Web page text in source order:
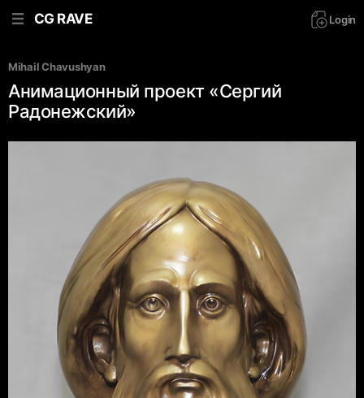
CG RAVE Login
Mihail Chavushyan
Анимационный проект «Сергий
Радонежский»‎